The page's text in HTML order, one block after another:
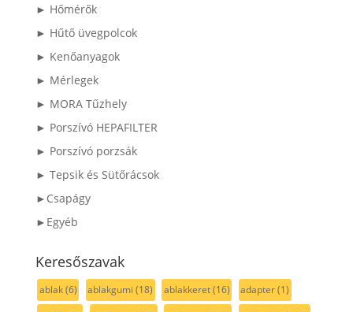
► Hőmérők
► Hűtő üvegpolcok
► Kenőanyagok
► Mérlegek
► MORA Tűzhely
► Porszívó HEPAFILTER
► Porszívó porzsák
► Tepsik és Sütőrácsok
►Csapágy
►Egyéb
Keresőszavak
ablak(6) ablakgumi (18) ablakkeret(16) adapter(1)